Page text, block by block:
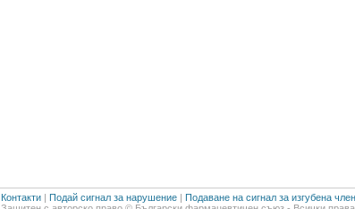
Контакти | Подай сигнал за нарушение | Подаване на сигнал за изгубена